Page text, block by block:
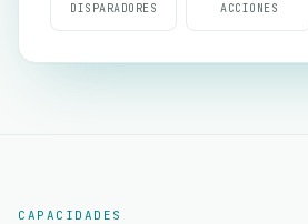
DISPARADORES ACCIONES
CAPACIDADES